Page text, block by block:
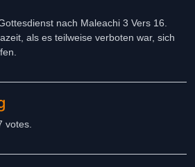
nach Maleachi 3 Vers 16.
als es teilweise verboten war, sich
votes.